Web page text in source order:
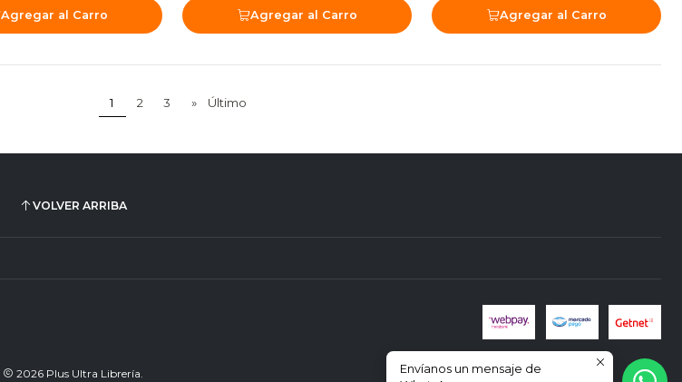
Agregar al Carro Agregar al Carro Agregar al Carro
1 2 3 » Último
VOLVER ARRIBA
2026 Plus Ultra Librería.
Envíanos un mensaje de